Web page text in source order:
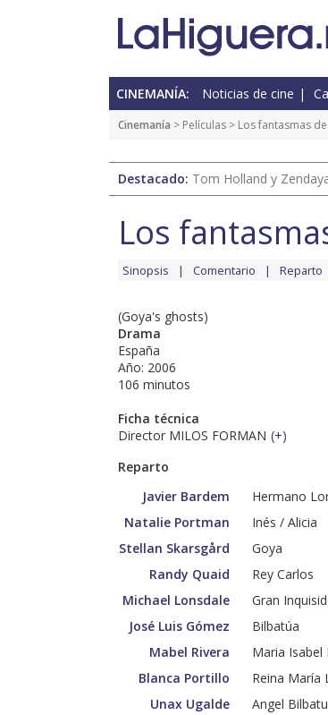
CINEMANÍA: Noticias de cine
Cinemanía > Películas > Los fantasmas
Destacado: Tom Holland y
Los
Sinopsis Comentario Reparto
(Goya's ghosts)
Drama
España
Año: 2006
106 minutos
Ficha técnica
Director MILOS FORMAN (+)
Reparto
Javier Bardem
Hermano
Natalie Portman
Inés / Alicia
Stellan Skarsgård
Goya
Randy Quaid
Rey Carlos
Michael Lonsdale
Gran
José Luis Gómez
Bilbatúa
Mabel Rivera
Maria Isabel
Blanca Portillo
Reina María
Unax Ugalde
Angel